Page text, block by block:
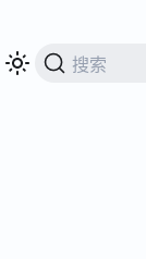
搜索